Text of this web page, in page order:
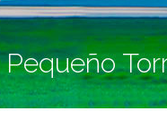
Pequeño